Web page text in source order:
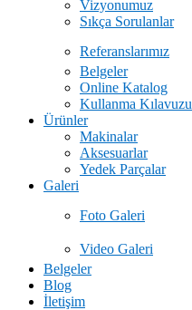
Vizyonumuz
Sıkça Sorulanlar
Referanslarımız
Belgeler
Online Katalog
Kullanma Kılavuzu
Ürünler
Makinalar
Aksesuarlar
Yedek Parçalar
Galeri
Foto Galeri
Video Galeri
Belgeler
Blog
İletişim